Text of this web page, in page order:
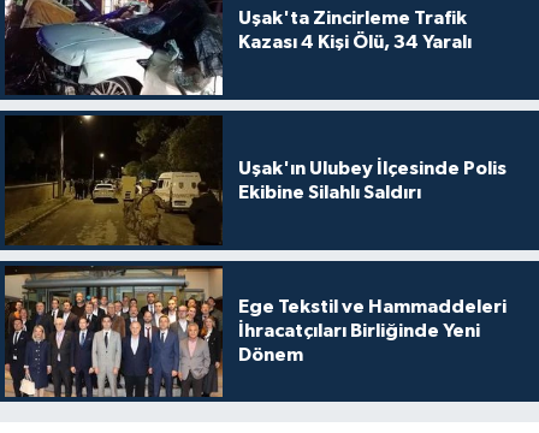
Uşak'ta Zincirleme Trafik
Kazası 4 Kişi Ölü, 34 Yaralı
Uşak'ın Ulubey İlçesinde Polis
Ekibine Silahlı Saldırı
Ege Tekstil ve Hammaddeleri
İhracatçıları Birliğinde Yeni
Dönem